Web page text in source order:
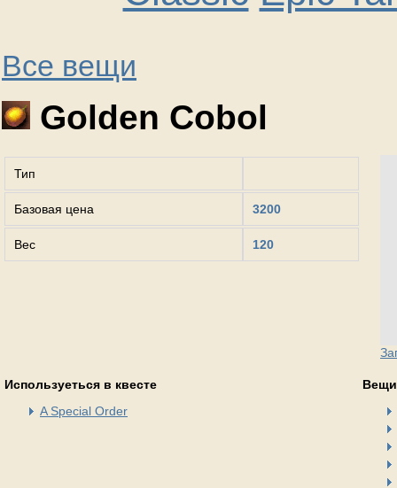
Все вещи
Golden Cobol
Тип
Базовая цена 3200
Вес 120
Используеться в квесте
A Special Order